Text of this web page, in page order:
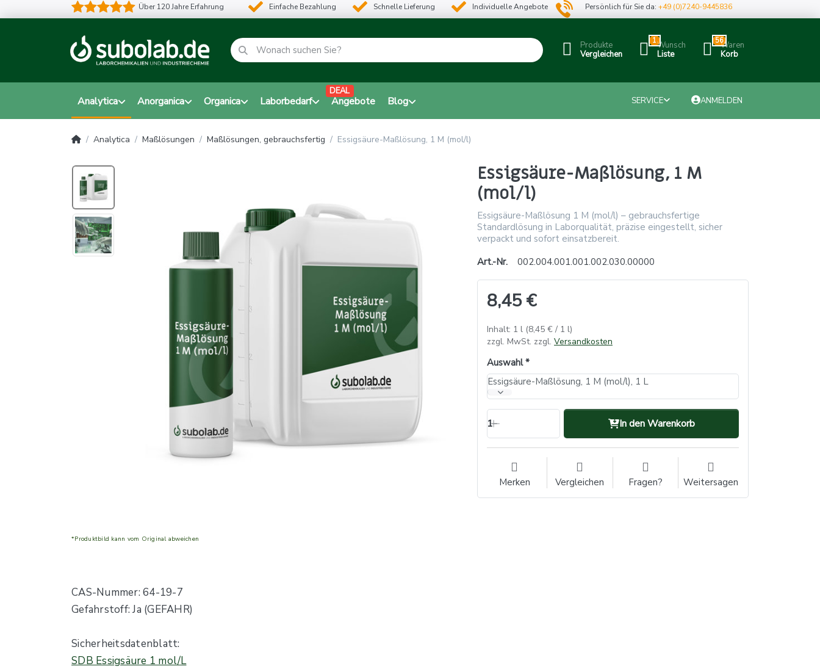
Über 120 Jahre Erfahrung Einfache Bezahlung Schnelle Lieferung Individuelle Angebote Persönlich für Sie da:+49 (0)7240-9445836
Produkte
Vergleichen
1Wunsch
Liste
56Waren
Korb
Analytica Anorganica Organica Laborbedarf Angebote
DEAL
Blog SERVICE ANMELDEN
Analytica Maßlösungen Maßlösungen, gebrauchsfertig Essigsäure-Maßlösung, 1 M (mol/l)
Essigsäure-Maßlösung, 1 M
(mol/l)
Essigsäure-Maßlösung 1 M (mol/l) – gebrauchsfertige
Standardlösung in Laborqualität, präzise eingestellt, sicher
verpackt und sofort einsatzbereit.
Art.-Nr.
002.004.001.001.002.030.00000
8,45 €
Inhalt: 1 l (8,45 € / 1 l)
zzgl. MwSt. zzgl. Versandkosten
Auswahl
Essigsäure-Maßlösung, 1 M (mol/l), 1 L
1 In den Warenkorb
Merken Vergleichen Fragen? Weitersagen
*Produktbild kann vom Original abweichen
CAS-Nummer: 64-19-7
Gefahrstoff: Ja (GEFAHR)
Sicherheitsdatenblatt:
SDB Essigsäure 1 mol/L